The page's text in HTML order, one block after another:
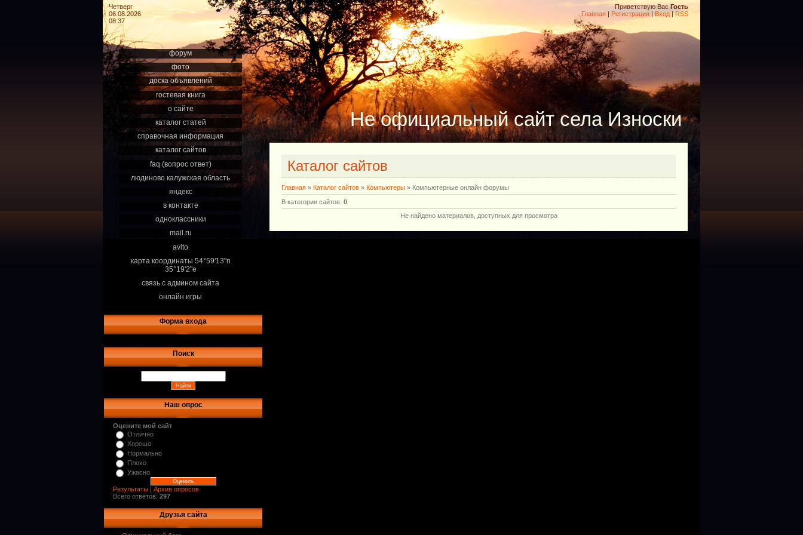
Четверг
06.08.2026
08:37
Приветствую Вас Гость
Главная | Регистрация | Вход|RSS
форум
фото
доска объявлений
гостевая книга
о сайте
каталог статей
справочная информация
каталог сайтов
faq (вопрос ответ)
людиново калужская область
яндекс
в контакте
одноклассники
mail.ru
avito
карта координаты 54°59'13"n
35°19'2"e
связь с админом сайта
онлайн игры
Форма входа
Поиск
Наш опрос
Оцените мой сайт
Отлично
Хорошо
Нормально
Плохо
Ужасно
Результаты | Архив опросов
Всего ответов: 297
Друзья сайта
Не официальный сайт села Износки
Каталог сайтов
Главная » Каталог сайтов » Компьютеры » Компьютерные онлайн форумы
В категории сайтов: 0
Не найдено материалов, доступных для просмотра